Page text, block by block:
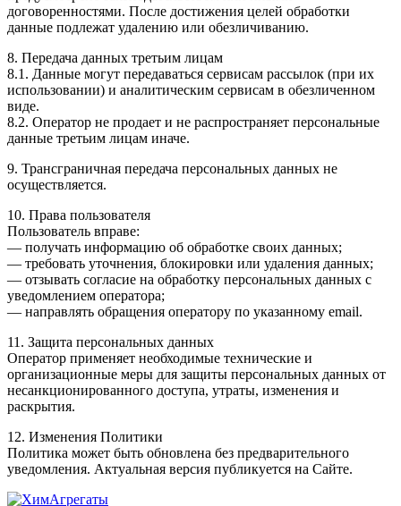
договоренностями. После достижения целей обработки
данные подлежат удалению или обезличиванию.
8. Передача данных третьим лицам
8.1. Данные могут передаваться сервисам рассылок (при их
использовании) и аналитическим сервисам в обезличенном
виде.
8.2. Оператор не продает и не распространяет персональные
данные третьим лицам иначе.
9. Трансграничная передача персональных данных не
осуществляется.
10. Права пользователя
Пользователь вправе:
— получать информацию об обработке своих данных;
— требовать уточнения, блокировки или удаления данных;
— отзывать согласие на обработку персональных данных с
уведомлением оператора;
— направлять обращения оператору по указанному email.
11. Защита персональных данных
Оператор применяет необходимые технические и
организационные меры для защиты персональных данных от
несанкционированного доступа, утраты, изменения и
раскрытия.
12. Изменения Политики
Политика может быть обновлена без предварительного
уведомления. Актуальная версия публикуется на Сайте.